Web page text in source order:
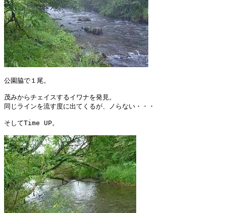
公園脇で１尾。
茂みからチェイスするイワナを発見。
同じラインを流す度に出てくるが、ノらない・・・
そしてTime UP。